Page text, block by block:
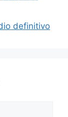
definitivo